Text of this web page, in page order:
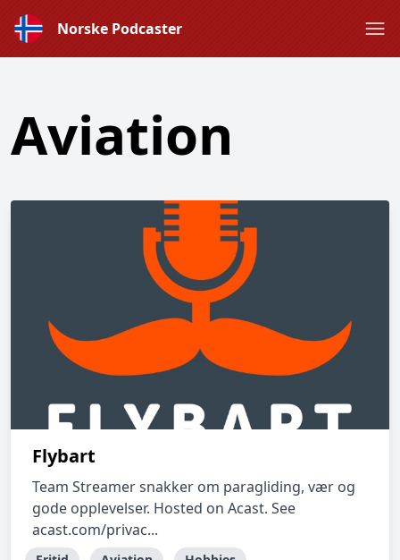
Norske Podcaster
Aviation
Flybart
Team Streamer snakker om paragliding, vær og
gode opplevelser. Hosted on Acast. See
acast.com/privac...